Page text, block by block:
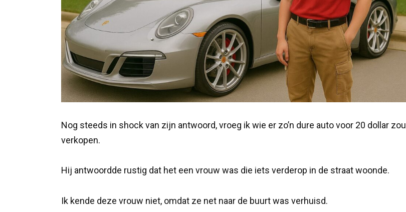
Nog steeds in shock van zijn antwoord, vroeg ik wie er zo’n dure auto voor 20 dollar zou
verkopen.
Hij antwoordde rustig dat het een vrouw was die iets verderop in de straat woonde.
Ik kende deze vrouw niet, omdat ze net naar de buurt was verhuisd.